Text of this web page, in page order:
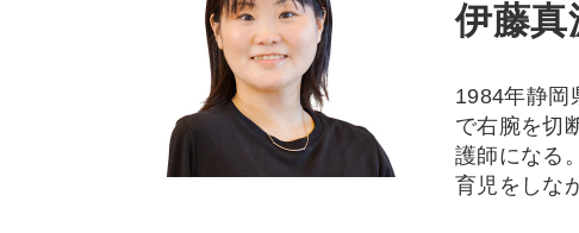
伊藤
1984年静岡
で右腕を切
護師になる
育児をしな